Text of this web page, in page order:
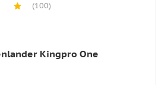
(100)
Kingpro One